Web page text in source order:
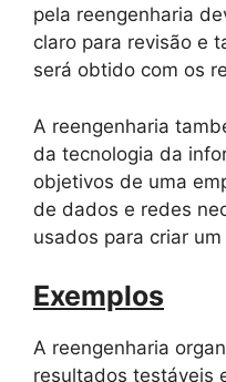
pela reengenharia
claro para revisão e
será obtido com os
A reengenharia
da tecnologia da
objetivos de uma
de dados e redes
usados ​​para criar
Exemplos
A reengenharia
resultados testáveis